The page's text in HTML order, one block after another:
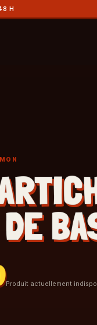
H
Produit actuellement